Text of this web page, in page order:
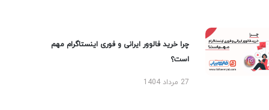
چرا خرید فالوور ایرانی و فوری اینستاگرام مهم
است؟
27 مرداد 1404